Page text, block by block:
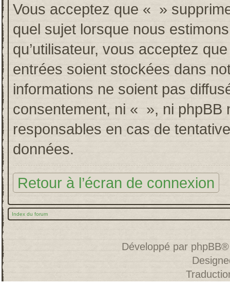
Vous acceptez que « »
quel sujet lorsque nous
qu’utilisateur, vous acceptez
entrées soient stockées dans
informations ne soient pas
consentement, ni « », ni phpBB
responsables en cas de
données.
Retour à l’écran de connexion
Index du forum
Développé par phpBB®